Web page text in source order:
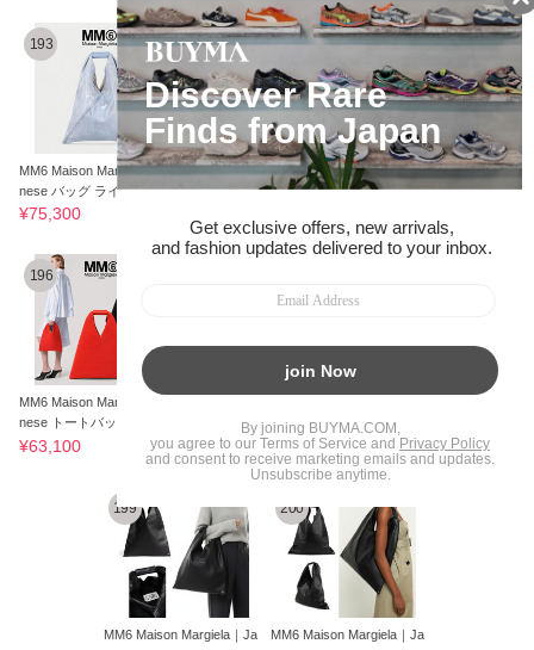
193
MM6 Maison Margiela Japa
nese バッグ ライトブルー
スモール
¥75,300
194
MM6 Maison Margiela Japa
nese トートバッグ ロゴ ブ
195
MM6 Maison Margiela Japa
nese メッシュ トートバッ
196
MM6 Maison Margiela Japa
nese トートバッグ ブラッ
ク オレンジ
¥63,100
本製レザートートバッグ
黒 国内発送
¥96,600
panese mini top handle bag
¥55,000
199
MM6 Maison Margiela｜Ja
200
MM6 Maison Margiela｜Ja